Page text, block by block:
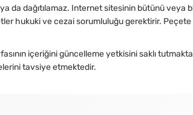
da dağıtılamaz. Internet sitesinin bütünü veya
hukuki ve cezai sorumluluğu gerektirir.
içeriğini güncelleme yetkisini saklı
tavsiye etmektedir.